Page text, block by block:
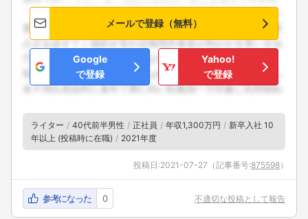
メールで登録（無料）
Google
で登録
Yahoo!
で登録
ライター 40代前半男性 正社員 年収1,300万円
新卒入社 10
年以上 (投稿時に在職)
2021年度
投稿日:2021-07-27 （記事番号:875598）
参考になった 0 不適切な投稿として報告